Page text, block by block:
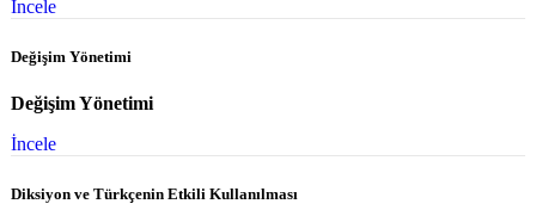
İncele
Değişim Yönetimi
Değişim Yönetimi
İncele
Diksiyon ve Türkçenin Etkili Kullanılması